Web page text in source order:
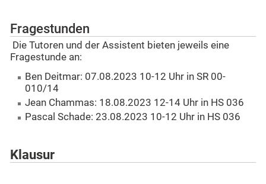
Fragestunden
Die Tutoren und der Assistent bieten jeweils eine
Fragestunde an:
Ben Deitmar: 07.08.2023 10-12 Uhr in SR 00-
010/14
Jean Chammas: 18.08.2023 12-14 Uhr in HS 036
Pascal Schade: 23.08.2023 10-12 Uhr in HS 036
Klausur